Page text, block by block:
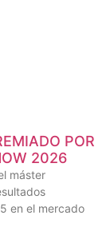
POR
2026
máster
en el mercado